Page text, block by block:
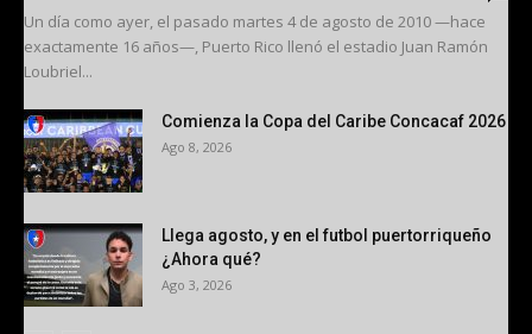
Un día como ayer, el pasado martes 4 de agosto de 2010 —hace
exactamente 16 años—, Puerto Rico llenó el estadio Juan Ramón
Loubriel...
Comienza la Copa del Caribe Concacaf 2026
Ago 8, 2026
Llega agosto, y en el futbol puertorriqueño
¿Ahora qué?
Ago 3, 2026